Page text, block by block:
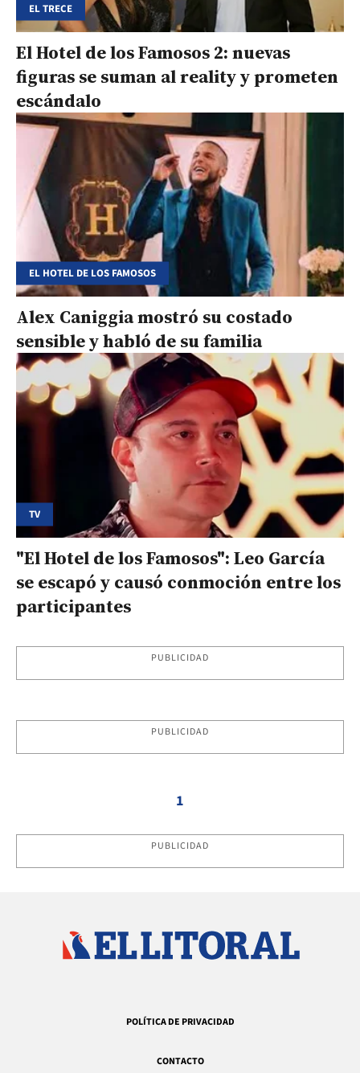
EL TRECE
El Hotel de los Famosos 2: nuevas
figuras se suman al reality y prometen
escándalo
EL HOTEL DE LOS FAMOSOS
Alex Caniggia mostró su costado
sensible y habló de su familia
TV
"El Hotel de los Famosos": Leo García
se escapó y causó conmoción entre los
participantes
PUBLICIDAD
PUBLICIDAD
1
PUBLICIDAD
POLÍTICA DE PRIVACIDAD
CONTACTO